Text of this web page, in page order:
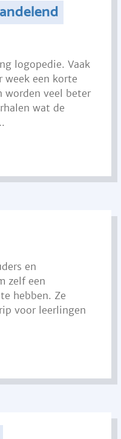
logopedie. Vaak
week een korte
worden veel beter
wat de
en
zelf een
hebben. Ze
voor leerlingen